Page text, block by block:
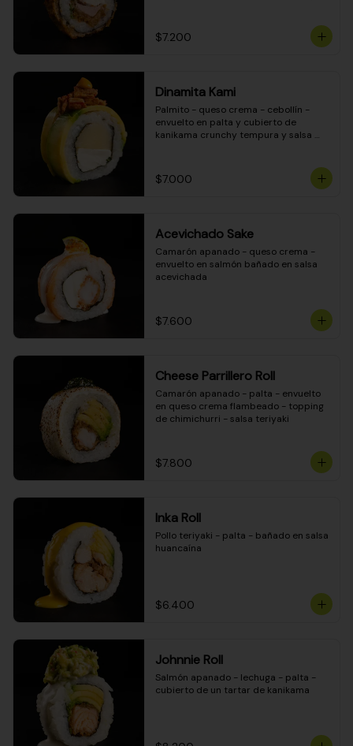
$7.200
Dinamita Kami
Palmito - queso crema - cebollín -
envuelto en palta y cubierto de
kanikama crunchy tempura y salsa
$7.000
Acevichado Sake
Camarón apanado - queso crema -
envuelto en salmón bañado en salsa
acevichada
$7.600
Cheese Parrillero Roll
Camarón apanado - palta - envuelto
en queso crema flambeado - topping
de chimichurri - salsa teriyaki
$7.800
Inka Roll
Pollo teriyaki - palta - bañado en salsa
huancaína
$6.400
Johnnie Roll
Salmón apanado - lechuga - palta -
cubierto de un tartar de kanikama